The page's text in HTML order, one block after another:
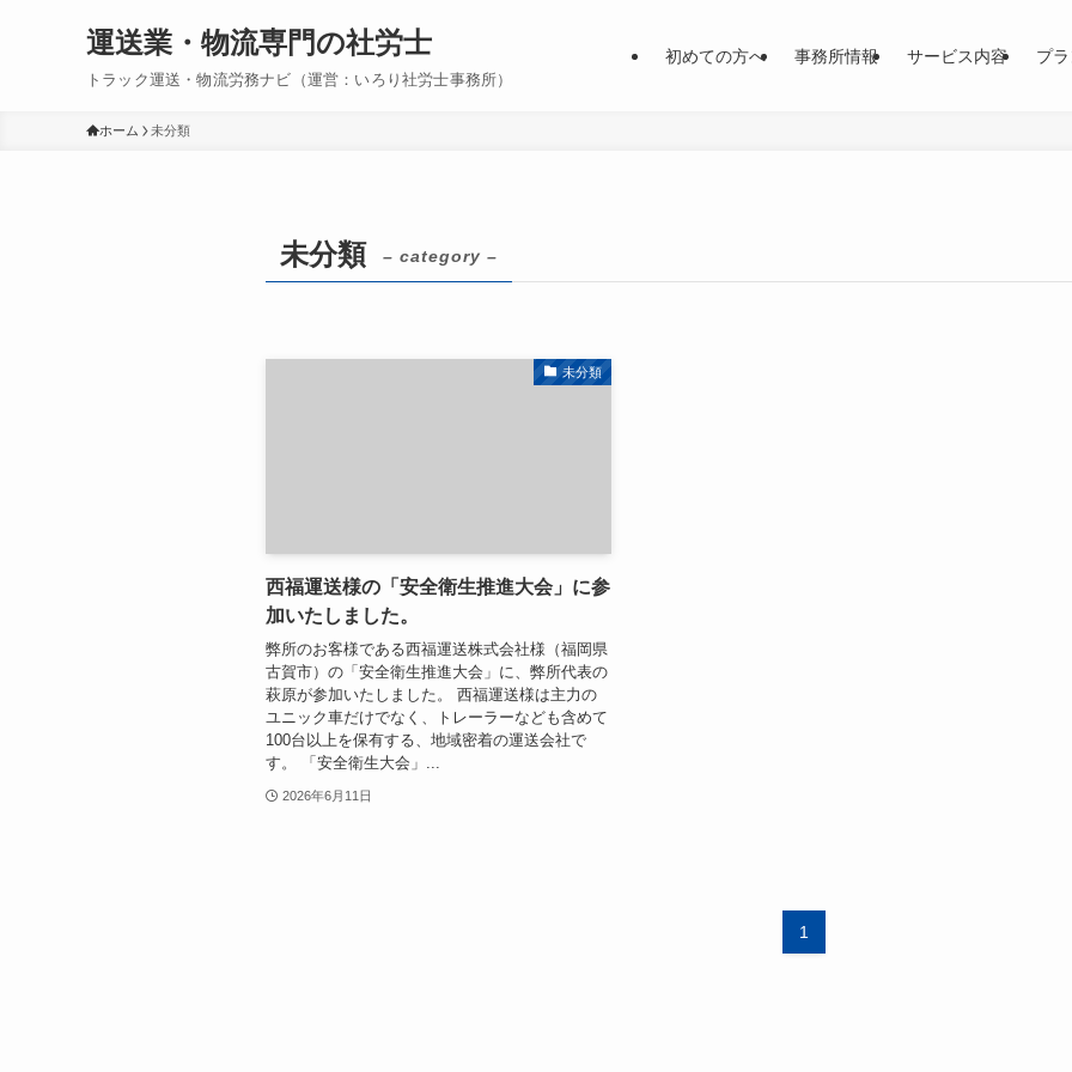
運送業・物流専門の社労士
トラック運送・物流労務ナビ（運営：いろり社労士事務所）
初めての方へ 事務所情報 サービス内容 プ
ホーム 未分類
未分類 – category –
未分類
西福運送様の「安全衛生推進大会」に参
加いたしました。
弊所のお客様である西福運送株式会社様（福岡県
古賀市）の「安全衛生推進大会」に、弊所代表の
萩原が参加いたしました。 西福運送様は主力の
ユニック車だけでなく、トレーラーなども含めて
100台以上を保有する、地域密着の運送会社で
す。 「安全衛生大会」...
2026年6月11日
1